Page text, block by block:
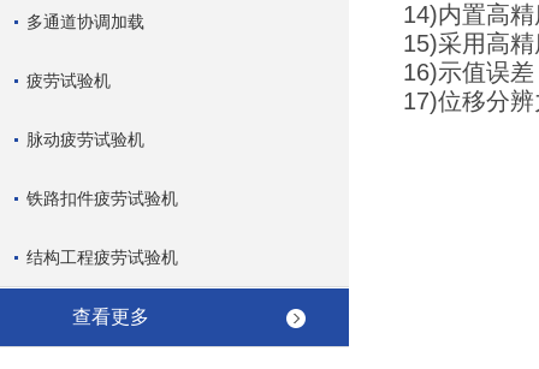
多通道协调加载
疲劳试验机
脉动疲劳试验机
铁路扣件疲劳试验机
结构工程疲劳试验机
查看更多
14)内置高
15)采用高
16)示值误
17)位移分